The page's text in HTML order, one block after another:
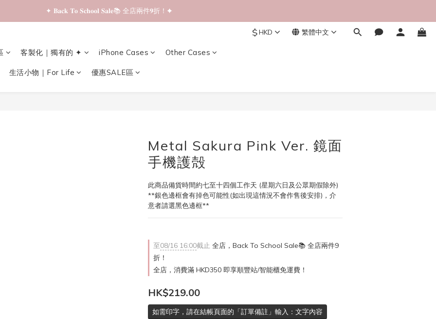
✦ 𝐁𝐚𝐜𝐤 𝐓𝐨 𝐒𝐜𝐡𝐨𝐨𝐥 𝐒𝐚𝐥𝐞📚 全店兩件𝟗折！✦
✦ 𝐁𝐚𝐜𝐤 𝐓𝐨 𝐒𝐜𝐡𝐨𝐨𝐥 𝐒𝐚𝐥𝐞📚 全店兩件𝟗折！✦
✦ 𝐁𝐚𝐜𝐤 𝐓𝐨 𝐒𝐜𝐡𝐨𝐨𝐥 𝐒𝐚𝐥𝐞📚 全店兩件𝟗折！✦
$HKD 繁體中文
客製化｜獨有的 ✦ iPhone Cases Other Cases
生活小物｜For Life 優惠SALE區
Metal Sakura Pink Ver. 鏡面
手機護殻
此商品備貨時間約七至十四個工作天 (星期六日及公眾期假除外)
**銀色邊框會有掉色可能性(如出現這情況不會作售後安排)，介
意者請選黑色邊框**
至08/16 16:00截止 全店，Back To School Sale📚 全店兩件9
折！
全店，消費滿 HKD350 即享順豐站/智能櫃免運費！
HK$219.00
如需印字，請在結帳頁面的「訂單備註」輸入：文字內容